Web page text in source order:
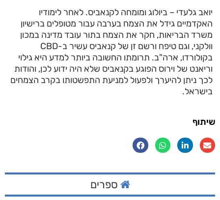
יואב גלעדי – ביולוג ומומחה לקנאביס. לאחר לימודיו
האקדמיים גידל את הצמח בערבה עבור מטופלים ברישיון
משרד הבריאות, חקר את הצמח בתור עובד מדינה במכון
וולקני, וגם טיפח ורשם זן של קנאביס עשיר ב-CBD
בקולורדו, ארה"ב. תרומתו החשובה ביותר למדע היא גילוי
וריאנט של וירוס הפוגע בקנאביס שלא היה ידוע לכן, והודות
לכך ניתן להיערך ולפעול למניעת התפשטותו בקרב הצמחים
בישראל.
שיתוף
ספרים